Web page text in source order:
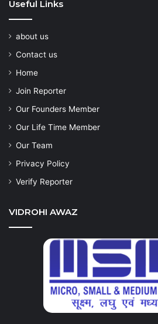
Useful Links
about us
Contact us
Home
Join Reporter
Our Founders Member
Our Life Time Member
Our Team
Privacy Policy
Verify Reporter
VIDROHI AWAZ